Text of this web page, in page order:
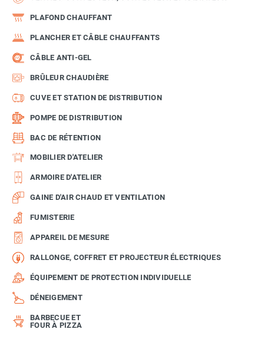
PLAFOND CHAUFFANT
PLANCHER ET CÂBLE CHAUFFANTS
CÂBLE ANTI-GEL
BRÛLEUR CHAUDIÈRE
CUVE ET STATION DE DISTRIBUTION
POMPE DE DISTRIBUTION
BAC DE RÉTENTION
MOBILIER D'ATELIER
ARMOIRE D'ATELIER
GAINE D'AIR CHAUD ET VENTILATION
FUMISTERIE
APPAREIL DE MESURE
RALLONGE, COFFRET ET PROJECTEUR ÉLECTRIQUES
ÉQUIPEMENT DE PROTECTION INDIVIDUELLE
DÉNEIGEMENT
BARBECUE ET
FOUR À PIZZA